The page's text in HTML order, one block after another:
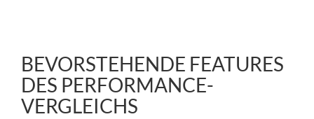
BEVORSTEHENDE FEATURES
DES PERFORMANCE-
VERGLEICHS